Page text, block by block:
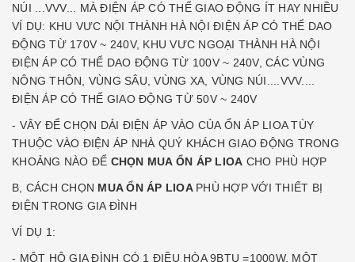
NÚI ...VVV... MÀ ĐIỆN ÁP CÓ THỂ GIAO ĐỘNG ÍT HAY NHIỀU
VÍ DỤ: KHU VƯC NỘI THÀNH HÀ NỘI ĐIỆN ÁP CÓ THỂ DAO
ĐỘNG TỪ 170V ~ 240V, KHU VƯC NGOẠI THÀNH HÀ NỘI
ĐIỆN ÁP CÓ THỂ DAO ĐỘNG TỪ 100V ~ 240V, CÁC VÙNG
NÔNG THÔN, VÙNG SÂU, VÙNG XA, VÙNG NÚI....VVV....
ĐIỆN ÁP CÓ THỂ GIAO ĐỘNG TỪ 50V ~ 240V
- VÂY ĐỂ CHỌN DẢI ĐIỆN ÁP VÀO CỦA ỔN ÁP LIOA TÙY
THUỘC VÀO ĐIỆN ÁP NHÀ QUÝ KHÁCH GIAO ĐỘNG TRONG
KHOẢNG NÀO ĐỂ CHỌN MUA ỔN ÁP LIOA CHO PHÙ HỢP
B, CÁCH CHỌN MUA ỔN ÁP LIOA PHÙ HỢP VỚI THIẾT BỊ
ĐIỆN TRONG GIA ĐÌNH
VÍ DỤ 1:
- MỘT HỘ GIA ĐÌNH CÓ 1 ĐIỀU HÒA 9BTU =1000W, MỘT